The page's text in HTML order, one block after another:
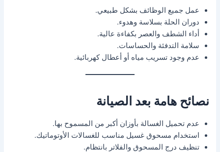
عمل جميع الوظائف بشكل طبيعي.
دوران الحلة بسلاسة وهدوء.
أداء الشطف والعصر بكفاءة عالية.
سلامة التدفئة والحساسات.
عدم وجود تسريب مياه أو أعطال كهربائية.
نصائح هامة بعد الصيانة
عدم تحميل الغسالة بأوزان أكبر من المسموح بها.
استخدام مسحوق غسيل مناسب للغسالات الأوتوماتيك.
تنظيف درج المسحوق والفلاتر بانتظام.